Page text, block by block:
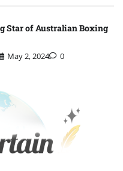
Star of Australian Boxing
May 2, 2024 0